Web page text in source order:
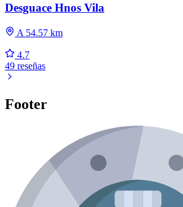
Desguace Hnos Vila
A 54.57 km
4.7
49 reseñas
Footer